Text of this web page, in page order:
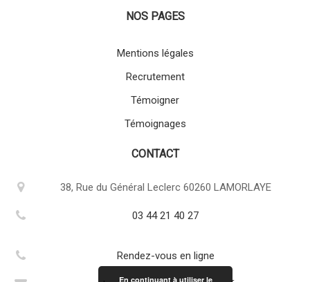
NOS PAGES
Mentions légales
Recrutement
Témoigner
Témoignages
CONTACT
38, Rue du Général Leclerc 60260 LAMORLAYE
03 44 21 40 27
Rendez-vous en ligne
En continuant à utiliser le